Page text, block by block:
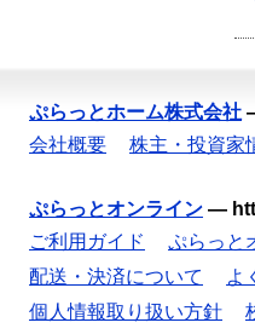
ぷらっとホーム株式会社
会社概要
株主・投資家
ぷらっとオンライン —
ご利用ガイド
ぷらっと
配送・決済について
よ
個人情報取り扱い方針